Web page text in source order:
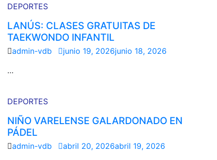
DEPORTES
LANÚS: CLASES GRATUITAS DE
TAEKWONDO INFANTIL
admin-vdb junio 19, 2026junio 18, 2026
…
DEPORTES
NIÑO VARELENSE GALARDONADO EN
PÁDEL
admin-vdb abril 20, 2026abril 19, 2026